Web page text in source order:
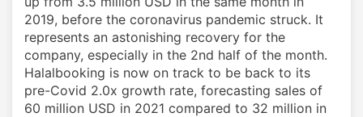
2019, before the coronavirus pandemic struck. It
represents an astonishing recovery for the
company, especially in the 2nd half of the month.
Halalbooking is now on track to be back to its
pre-Covid 2.0x growth rate, forecasting sales of
60 million USD in 2021 compared to 32 million in